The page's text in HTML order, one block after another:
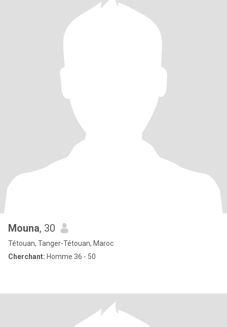
Mouna, 30
Tétouan, Tanger-Tétouan, Maroc
Cherchant: Homme 36 - 50